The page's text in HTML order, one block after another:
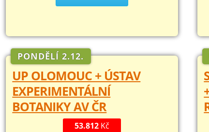
PONDĚLÍ 2.12.
UP OLOMOUC + ÚSTAV
EXPERIMENTÁLNÍ
BOTANIKY AV ČR
53.812 Kč